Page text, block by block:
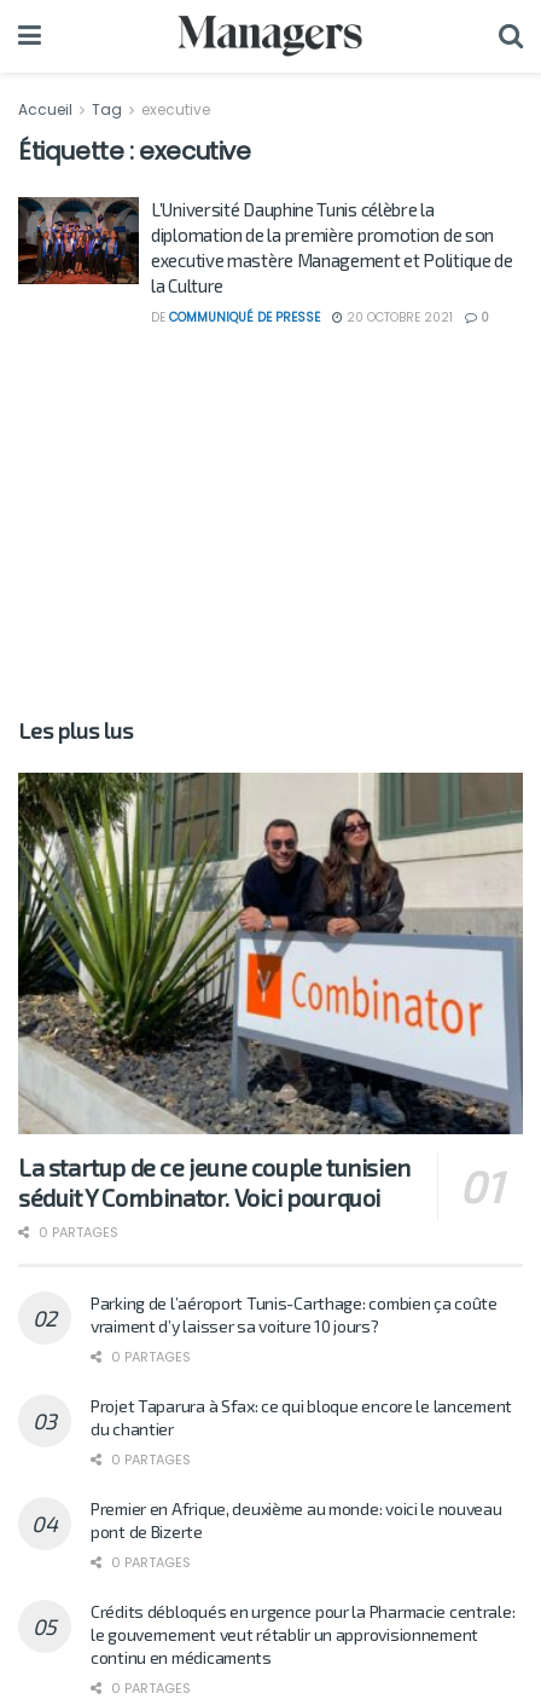
Accueil Tag executive
Étiquette :executive
L’Université Dauphine Tunis célèbre la
diplomation de la première promotion de son
executive mastère Management et Politique de
la Culture
DE COMMUNIQUÉ DE PRESSE 20 OCTOBRE 2021 0
Les plus lus
La startup de ce jeune couple tunisien
séduit Y Combinator. Voici pourquoi
0 PARTAGES
Parking de l’aéroport Tunis-Carthage: combien ça coûte
vraiment d’y laisser sa voiture 10 jours?
0 PARTAGES
Projet Taparura à Sfax: ce qui bloque encore le lancement
du chantier
0 PARTAGES
Premier en Afrique, deuxième au monde: voici le nouveau
pont de Bizerte
0 PARTAGES
Crédits débloqués en urgence pour la Pharmacie centrale:
le gouvernement veut rétablir un approvisionnement
continu en médicaments
0 PARTAGES